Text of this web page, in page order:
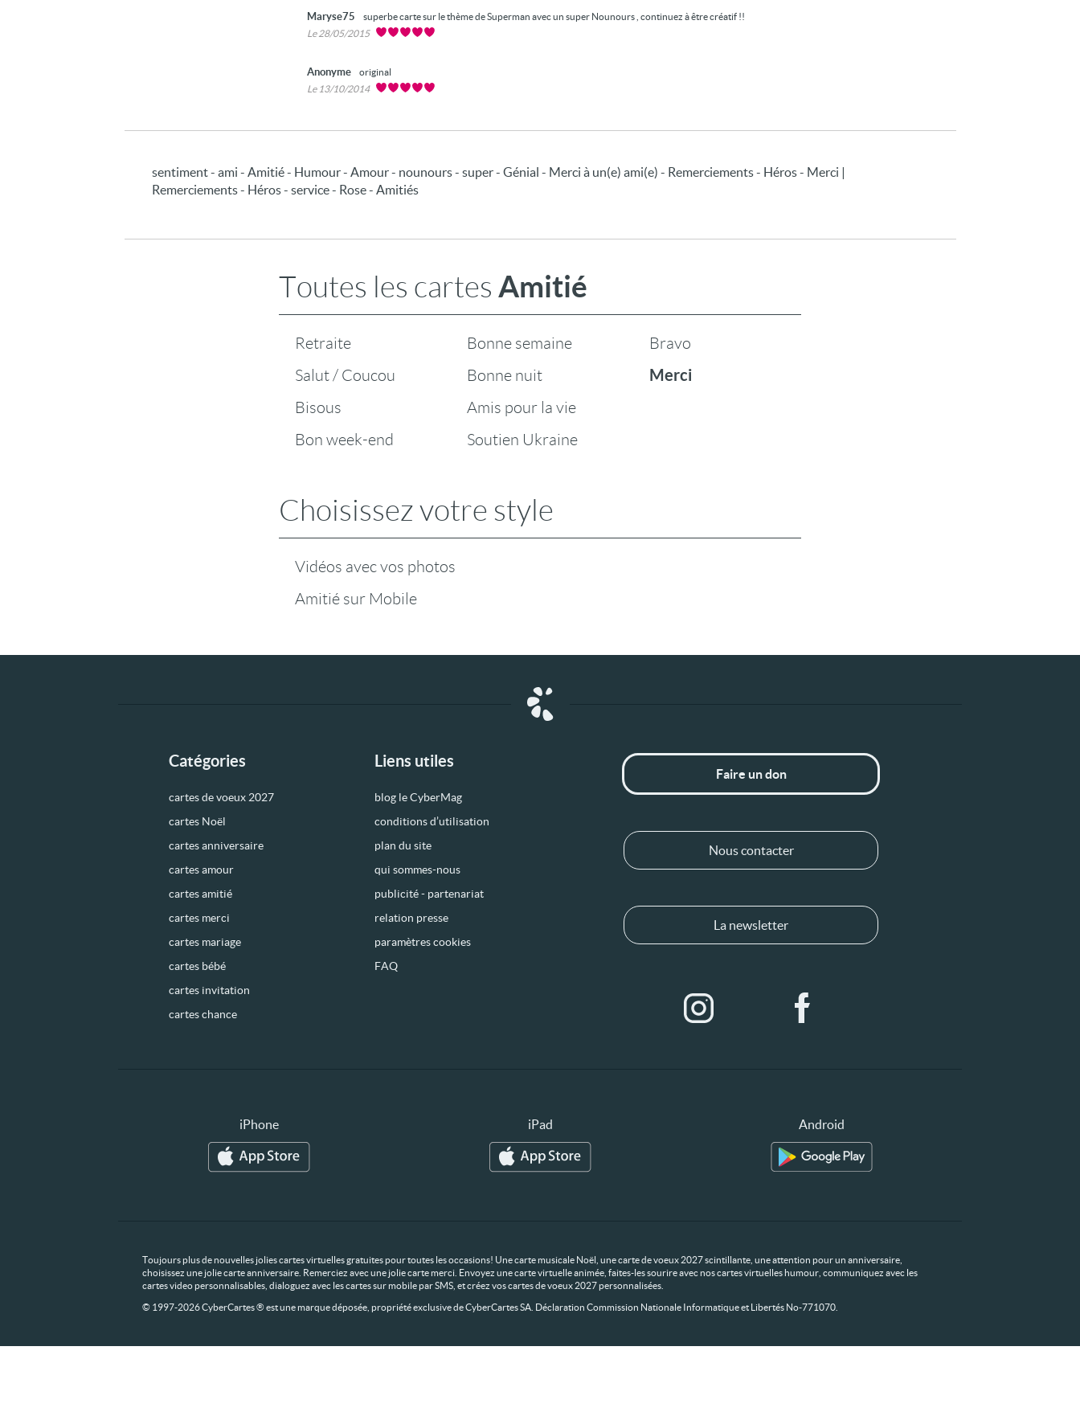
Maryse75
superbe carte sur le thème de Superman avec un super Nounours , continuez à être créatif !!
Le 28/05/2015
Anonyme
original
Le 13/10/2014
sentiment - ami - Amitié - Humour - Amour - nounours - super - Génial - Merci à un(e) ami(e) - Remerciements - Héros - Merci |
Remerciements - Héros - service - Rose - Amitiés
Toutes les cartes Amitié
Retraite
Salut / Coucou
Bisous
Bon week-end
Bonne semaine
Bonne nuit
Amis pour la vie
Soutien Ukraine
Bravo
Merci
Choisissez votre style
Vidéos avec vos photos
Amitié sur Mobile
Catégories
cartes de voeux 2027
cartes Noël
cartes anniversaire
cartes amour
cartes amitié
cartes merci
cartes mariage
cartes bébé
cartes invitation
cartes chance
Liens utiles
blog le CyberMag
conditions d’utilisation
plan du site
qui sommes-nous
publicité - partenariat
relation presse
paramètres cookies
FAQ
Faire un don
Nous contacter
La newsletter
iPhone iPad Android
Toujours plus de nouvelles jolies cartes virtuelles gratuites pour toutes les occasions! Une carte musicale Noël, une carte de voeux 2027 scintillante, une attention pour un anniversaire,
choisissez une jolie carte anniversaire. Remerciez avec une jolie carte merci. Envoyez une carte virtuelle animée, faites-les sourire avec nos cartes virtuelles humour, communiquez avec les
cartes video personnalisables, dialoguez avec les cartes sur mobile par SMS, et créez vos cartes de voeux 2027 personnalisées.
© 1997-2026 CyberCartes ® est une marque déposée, propriété exclusive de CyberCartes SA. Déclaration Commission Nationale Informatique et Libertés No-771070.